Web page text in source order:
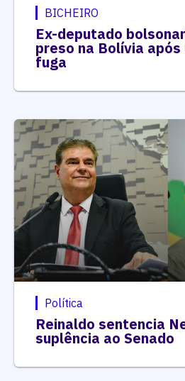
BICHEIRO
Ex-deputado
preso na Bolívia após
fuga
Política
Reinaldo sentencia
suplência ao Senado